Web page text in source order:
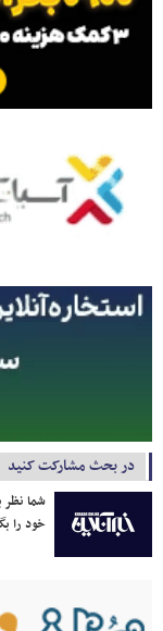
در بحث مشارکت کنید
شما نظر
خود را